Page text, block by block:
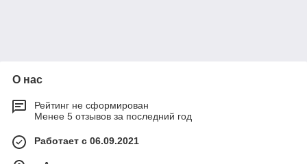
О нас
Рейтинг не сформирован
Менее 5 отзывов за последний год
Работает с 06.09.2021